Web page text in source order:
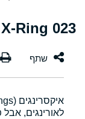
023 FKM/Viton™ 70 Black X-Ring